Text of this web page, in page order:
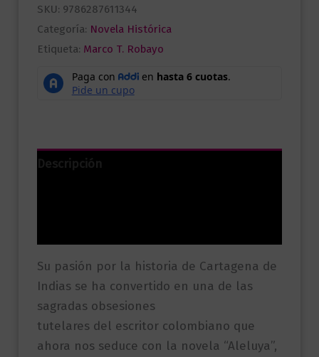
SKU: 9786287611344
Categoría: Novela Histórica
Etiqueta: Marco T. Robayo
Descripción
Su pasión por la historia de Cartagena de
Indias se ha convertido en una de las
sagradas obsesiones
tutelares del escritor colombiano que
ahora nos seduce con la novela “Aleluya”,